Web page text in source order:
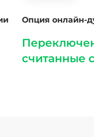
Опция онлайн-
считанные